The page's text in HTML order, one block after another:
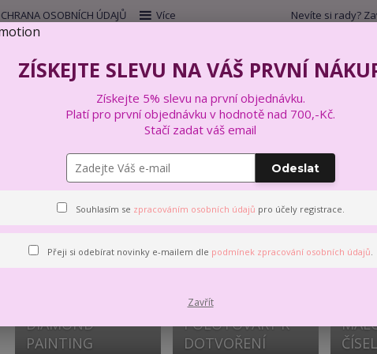
OSOBNÍCH ÚDAJŮ Více
Hledat
Nevíte si rady?
VYŠÍVÁNÍ VÝTVARNÉ A KREATIVNÍ SADY
VÝTVARNÉ A KREATIVNÍ SADY
DIAMOND
PAINTING
POLOTOVARY K
DOTVOŘENÍ
ČÍSEL
ZÍSKEJTE SLEVU NA VÁŠ PRVNÍ
Získejte 5% slevu na první objednávku.
Platí pro první objednávku v hodnotě nad 700,-Kč.
Stačí zadat váš email
Odeslat
Souhlasím se zpracováním osobních údajů pro účely registrace.
Přeji si odebírat novinky e-mailem dle podmínek zpracování osobních údajů.
Zavřít